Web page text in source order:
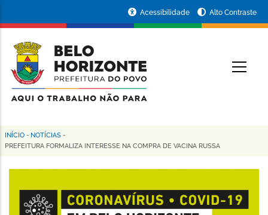
conteúdo
principal
da
Prefeitura
de
Horizonte
Acessibilidade Alto Contraste
Trilha
INÍCIO - NOTÍCIAS -
PREFEITURA FORMALIZA INTERESSE NA COMPRA DE VACINA RUSSA